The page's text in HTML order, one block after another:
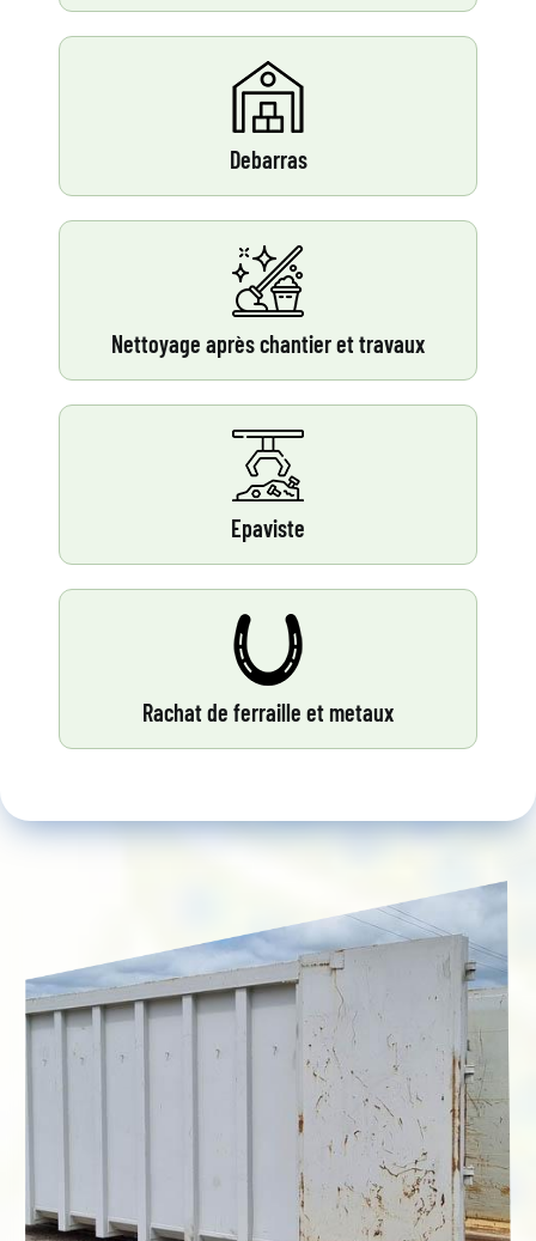
Debarras
Nettoyage après chantier et travaux
Epaviste
Rachat de ferraille et metaux